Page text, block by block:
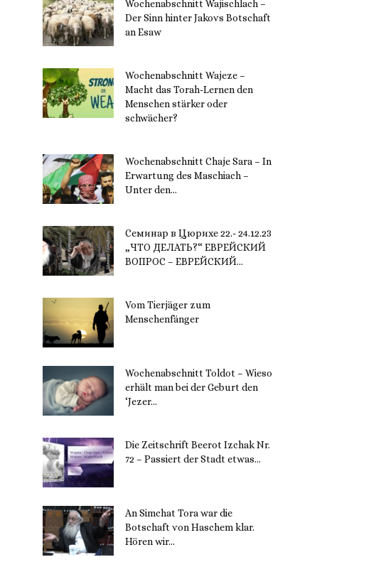
Wochenabschnitt Wajischlach –
Der Sinn hinter Jakovs Botschaft
an Esaw
Wochenabschnitt Wajeze –
Macht das Torah-Lernen den
Menschen stärker oder
schwächer?
Wochenabschnitt Chaje Sara – In
Erwartung des Maschiach –
Unter den...
Семинар в Цюрихе 22.- 24.12.23
„ЧТО ДЕЛАТЬ?“ ЕВРЕЙСКИЙ
ВОПРОС – ЕВРЕЙСКИЙ...
Vom Tierjäger zum
Menschenfänger
Wochenabschnitt Toldot – Wieso
erhält man bei der Geburt den
‘Jezer...
Die Zeitschrift Beerot Izchak Nr.
72 – Passiert der Stadt etwas...
An Simchat Tora war die
Botschaft von Haschem klar.
Hören wir...